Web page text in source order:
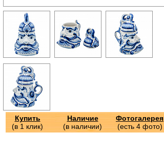
Купить
(в 1 клик)
Наличие
(в наличии)
Фотогалерея
(есть 4 фото)